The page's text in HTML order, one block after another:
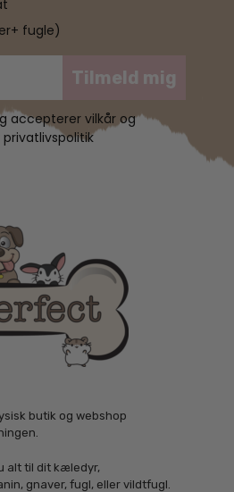
fugle)
Tilmeld mig
accepterer vilkår og
butik og webshop
alt til dit kæledyr,
gnaver, fugl, eller vildtfugl.